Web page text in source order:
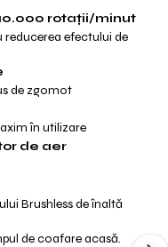
rotații/minut
reducerea efectului de
de zgomot
în utilizare
de aer
Brushless de înaltă
de coafare acasă.